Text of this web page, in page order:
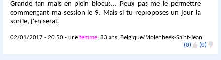
Grande fan mais en plein blocus... Peux pas me le permettre
commençant ma session le 9. Mais si tu reproposes un jour la
sortie, j'en serai!
02/01/2017 - 20:50 - unefemme, 33 ans, Belgique/Molenbeek-Saint-Jean
(0)
(0)